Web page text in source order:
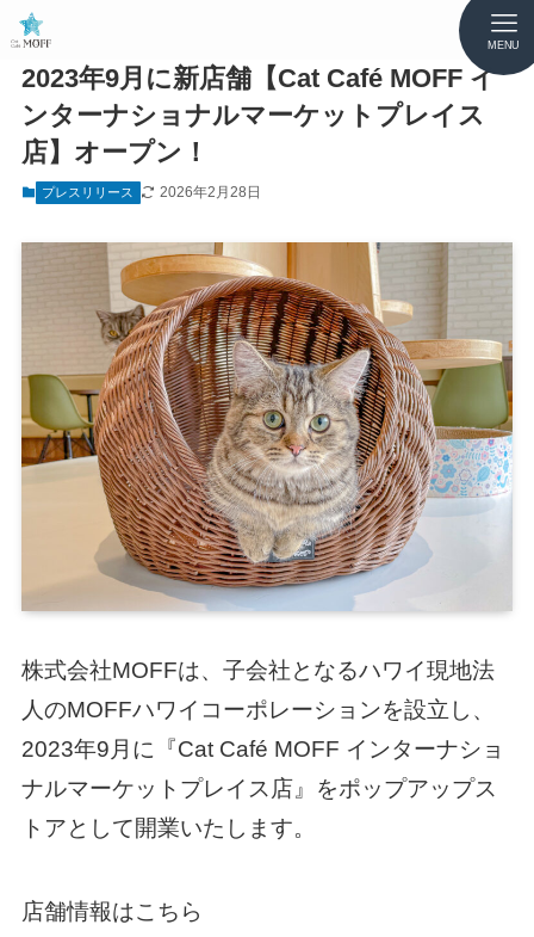
MENU
2023年9月に新店舗【Cat Café MOFF イ
ンターナショナルマーケットプレイス
店】オープン！
プレスリリース 2026年2月28日
株式会社MOFFは、子会社となるハワイ現地法
人のMOFFハワイコーポレーションを設立し、
2023年9月に『Cat Café MOFF インターナショ
ナルマーケットプレイス店』をポップアップス
トアとして開業いたします。
店舗情報はこちら